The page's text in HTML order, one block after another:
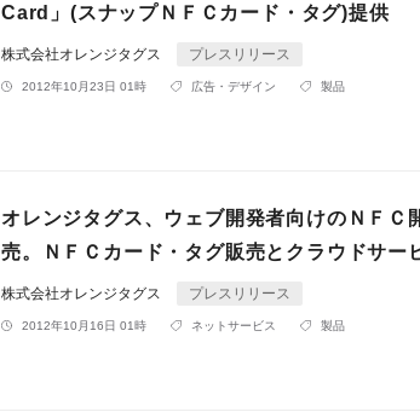
Card」(スナップＮＦＣカード・タグ)提供
株式会社オレンジタグス プレスリリース
2012年10月23日 01時 広告・デザイン 製品
オレンジタグス、ウェブ開発者向けのＮＦ
売。ＮＦＣカード・タグ販売とクラウドサー
株式会社オレンジタグス プレスリリース
2012年10月16日 01時 ネットサービス 製品